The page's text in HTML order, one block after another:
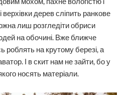
верхівки дерев сліпить ранкове
лиш розгледіти обриси
на обочині. Вже ближче
роблять на крутому березі, а
І в скит нам не зайти, бо у
носять матеріали.